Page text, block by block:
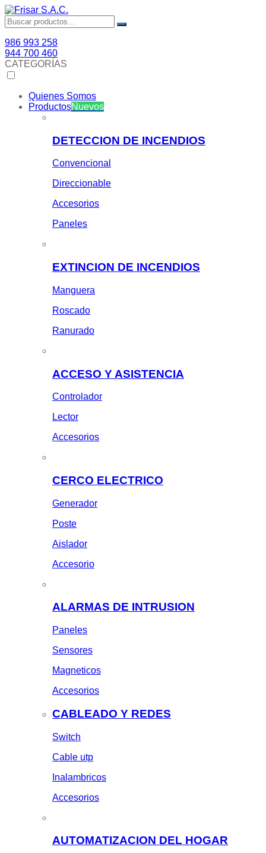
986 993 258
944 700 460
CATEGORÍAS
Quienes Somos
ProductosNuevos
DETECCION DE INCENDIOS
Convencional
Direccionable
Accesorios
Paneles
EXTINCION DE INCENDIOS
Manguera
Roscado
Ranurado
ACCESO Y ASISTENCIA
Controlador
Lector
Accesorios
CERCO ELECTRICO
Generador
Poste
Aislador
Accesorio
ALARMAS DE INTRUSION
Paneles
Sensores
Magneticos
Accesorios
CABLEADO Y REDES
Switch
Cable utp
Inalambricos
Accesorios
AUTOMATIZACION DEL HOGAR